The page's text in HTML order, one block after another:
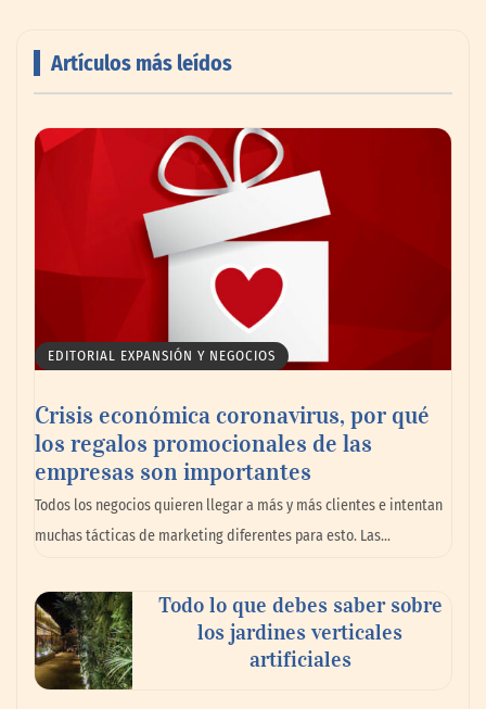
impulsando la colaboración en el sector
La omnicanalidad redefine la forma de
planear viajes en México
Artículos más leídos
EDITORIAL EXPANSIÓN Y NEGOCIOS
Crisis económica coronavirus, por qué
los regalos promocionales de las
empresas son importantes
Todos los negocios quieren llegar a más y más clientes e intentan
muchas tácticas de marketing diferentes para esto. Las…
Todo lo que debes saber sobre
los jardines verticales
artificiales